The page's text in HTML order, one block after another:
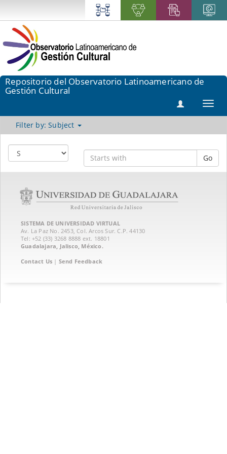
Repositorio del Observatorio Latinoamericano de
Gestión Cultural
Filter by: Subject
Go
SISTEMA DE UNIVERSIDAD VIRTUAL
Av. La Paz No. 2453, Col. Arcos Sur. C.P. 44130
Tel: +52 (33) 3268 8888‏ ext. 18801
Guadalajara, Jalisco, México.
Contact Us | Send Feedback